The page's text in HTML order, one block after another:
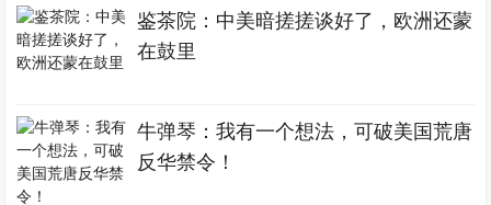
鉴茶院：中美暗搓搓谈好了，欧洲还蒙
在鼓里
牛弹琴：我有一个想法，可破美国荒唐
反华禁令！